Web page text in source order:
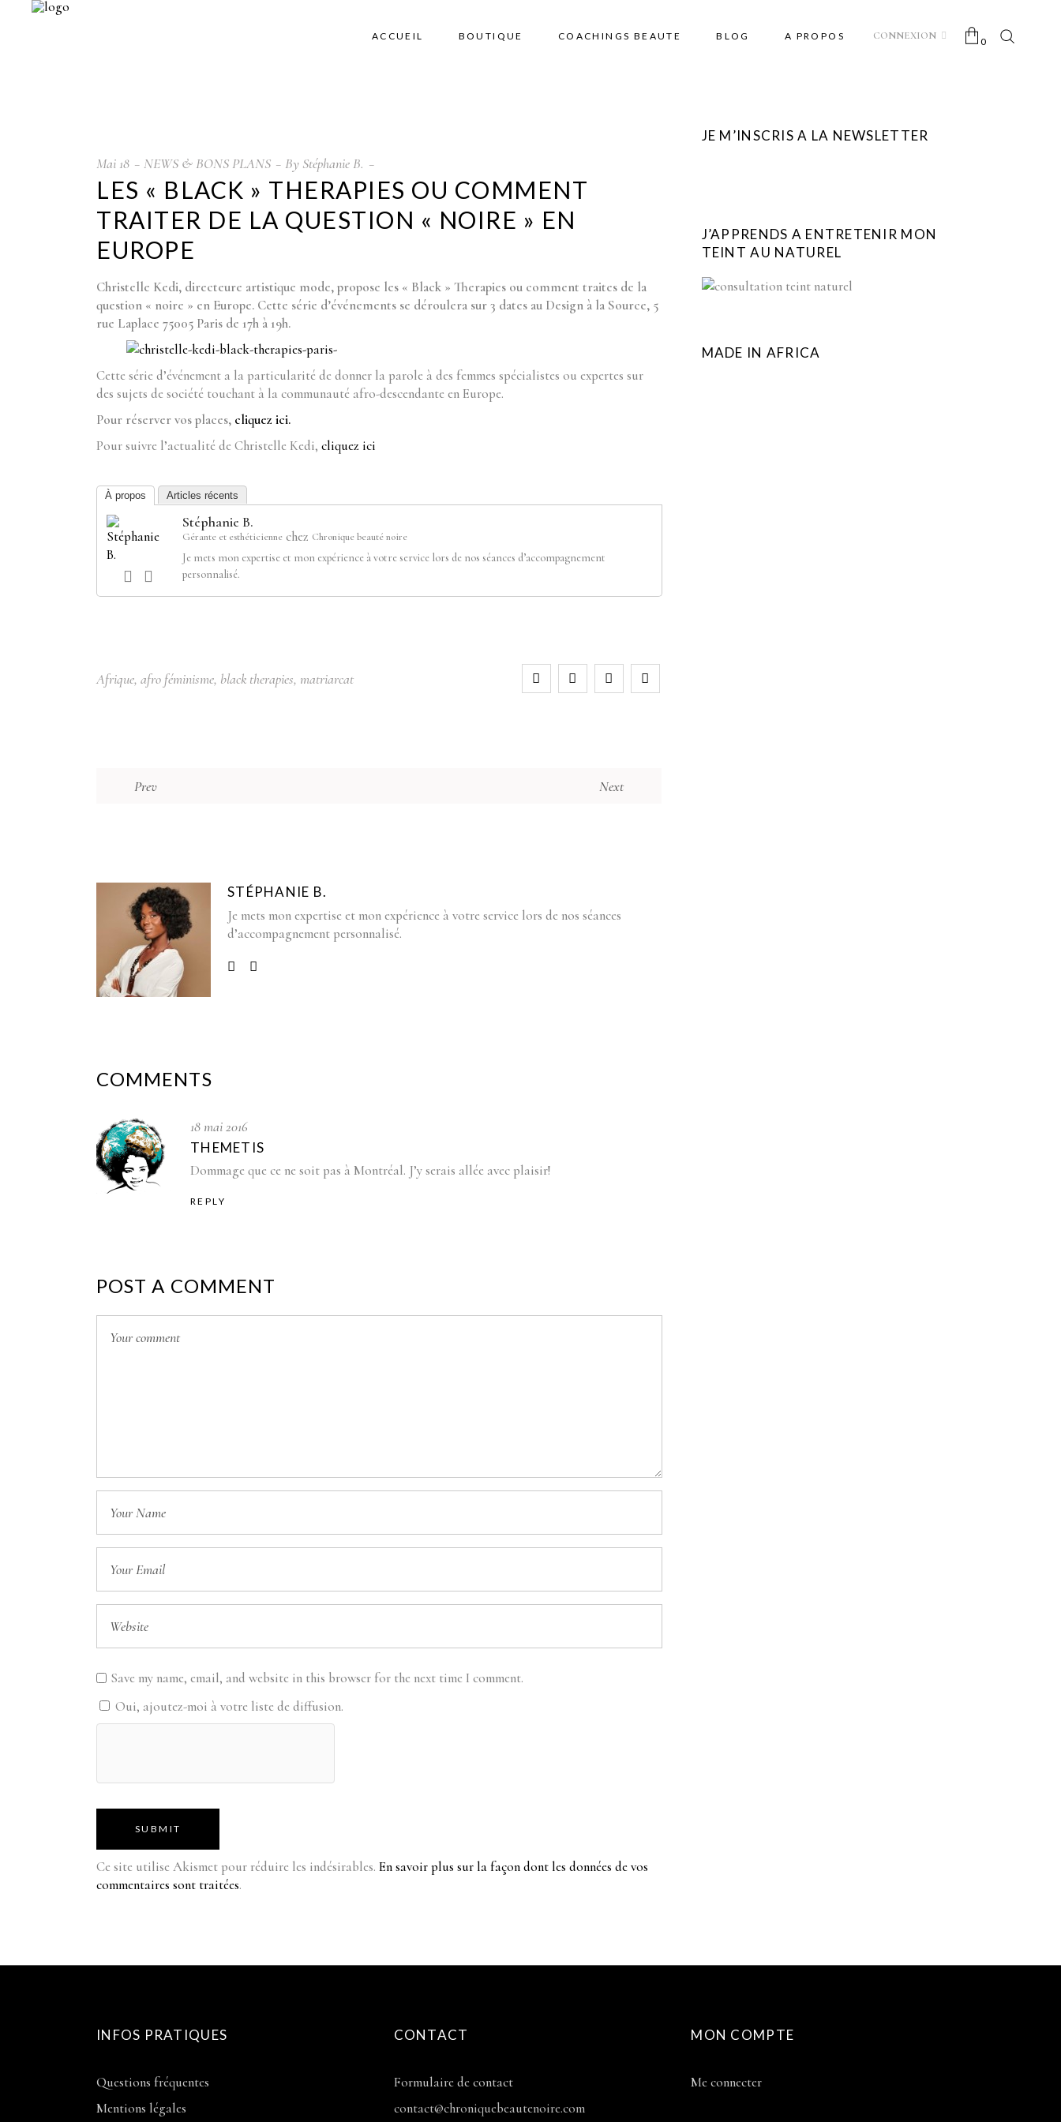
ACCUEIL BOUTIQUE COACHINGS BEAUTE BLOG A PROPOS CONNEXION 0
Mai 18 NEWS & BONS PLANS By Stéphanie B.
LES « BLACK » THERAPIES OU COMMENT
TRAITER DE LA QUESTION « NOIRE » EN
EUROPE
Christelle Kedi, directeure artistique mode, propose les « Black » Therapies ou comment traites de la
question « noire » en Europe. Cette série d’événements se déroulera sur 3 dates au Design à la Source, 5
rue Laplace 75005 Paris de 17h à 19h.
Cette série d’événement a la particularité de donner la parole à des femmes spécialistes ou expertes sur
des sujets de société touchant à la communauté afro-descendante en Europe.
Pour réserver vos places, cliquez ici.
Pour suivre l’actualité de Christelle Kedi, cliquez ici
À propos Articles récents
Stéphanie B.
Gérante et esthéticienne chez Chronique beauté noire
Je mets mon expertise et mon expérience à votre service lors de nos séances d’accompagnement
personnalisé.
Afrique, afro féminisme, black therapies, matriarcat
Prev Next
STÉPHANIE B.
Je mets mon expertise et mon expérience à votre service lors de nos séances
d’accompagnement personnalisé.
COMMENTS
18 mai 2016
THEMETIS
Dommage que ce ne soit pas à Montréal. J’y serais allée avec plaisir!
REPLY
POST A COMMENT
Save my name, email, and website in this browser for the next time I comment.
Oui, ajoutez-moi à votre liste de diffusion.
SUBMIT
Ce site utilise Akismet pour réduire les indésirables. En savoir plus sur la façon dont les données de vos
commentaires sont traitées.
JE M’INSCRIS A LA NEWSLETTER
J’APPRENDS A ENTRETENIR MON
TEINT AU NATUREL
MADE IN AFRICA
INFOS PRATIQUES
Questions fréquentes
Mentions légales
CONTACT
Formulaire de contact
contact@chroniquebeautenoire.com
MON COMPTE
Me connecter